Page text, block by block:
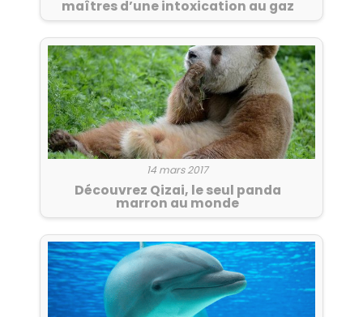
maîtres d’une intoxication au gaz
14 mars 2017
Découvrez Qizai, le seul panda
marron au monde